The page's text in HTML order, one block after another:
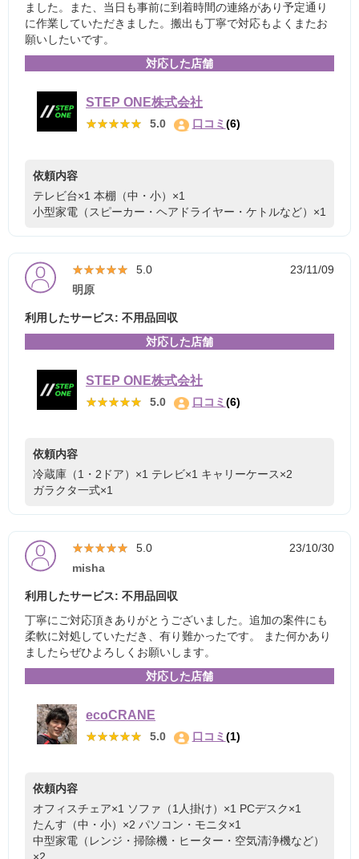
ました。また、当日も事前に到着時間の連絡があり予定通り
に作業していただきました。搬出も丁寧で対応もよくまたお
願いしたいです。
対応した店舗
STEP ONE株式会社
★★★★★
★★★★★ 5.0 口コミ(6)
依頼内容
テレビ台×1 本棚（中・小）×1
小型家電（スピーカー・ヘアドライヤー・ケトルなど）×1
★★★★★
★★★★★ 5.0
23/11/09
明原
利用したサービス: 不用品回収
対応した店舗
STEP ONE株式会社
★★★★★
★★★★★ 5.0 口コミ(6)
依頼内容
冷蔵庫（1・2ドア）×1 テレビ×1 キャリーケース×2
ガラクタ一式×1
★★★★★
★★★★★ 5.0
23/10/30
misha
利用したサービス: 不用品回収
丁寧にご対応頂きありがとうございました。追加の案件にも
柔軟に対処していただき、有り難かったです。 また何かあり
ましたらぜひよろしくお願いします。
対応した店舗
ecoCRANE
★★★★★
★★★★★ 5.0 口コミ(1)
依頼内容
オフィスチェア×1 ソファ（1人掛け）×1 PCデスク×1
たんす（中・小）×2 パソコン・モニタ×1
中型家電（レンジ・掃除機・ヒーター・空気清浄機など）